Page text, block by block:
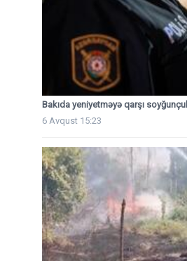
Bakıda yeniyetməyə qarşı
6 Avqust 15:23